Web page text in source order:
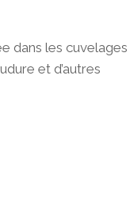
dans les cuvelages
et d’autres